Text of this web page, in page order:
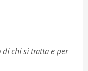
di chi si tratta e per